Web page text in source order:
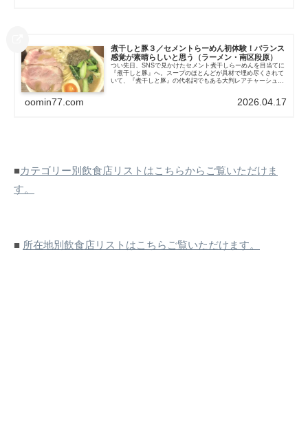
煮干しと豚３／セメントらーめん初体験！バランス
感覚が素晴らしいと思う（ラーメン・南区段原）
つい先日、SNSで見かけたセメント煮干しらーめんを目当てに
『煮干しと豚』へ。スープのほとんどが具材で埋め尽くされて
いて、『煮干しと豚』の代名詞でもある大判レアチャーシュー
oomin77.com 2026.04.17
■カテゴリー別飲食店リストはこちらからご覧いただけま
す。
■ 所在地別飲食店リストはこちらご覧いただけます。